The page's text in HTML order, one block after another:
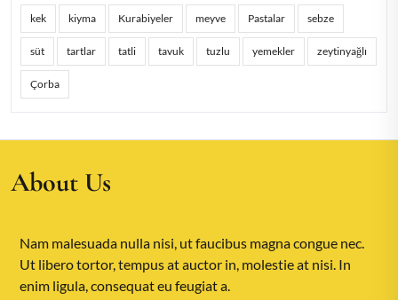
kek kiyma Kurabiyeler meyve Pastalar sebze
süt tartlar tatli tavuk tuzlu yemekler zeytinyağlı
Çorba
About Us
Nam malesuada nulla nisi, ut faucibus magna congue nec.
Ut libero tortor, tempus at auctor in, molestie at nisi. In
enim ligula, consequat eu feugiat a.